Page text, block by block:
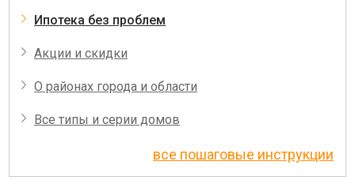
Ипотека без проблем
Акции и скидки
О районах города и области
Все типы и серии домов
все пошаговые инструкции